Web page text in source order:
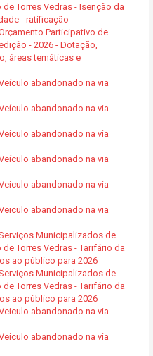
Torres Vedras - Isenção da
- ratificação
Participativo de
- 2026 - Dotação,
áreas temáticas e
abandonado na via
abandonado na via
abandonado na via
abandonado na via
abandonado na via
abandonado na via
Municipalizados de
Torres Vedras - Tarifário da
ao público para 2026
Municipalizados de
Torres Vedras - Tarifário da
ao público para 2026
abandonado na via
abandonado na via